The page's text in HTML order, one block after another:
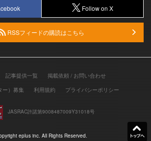
Follow on X
RSSフィードの購読はこちら
記事提供一覧
掲載依頼 / お問い合わせ
ー）募集
利用規約 プライバシーポリシー
JASRAC許諾第9008487009Y31018号
eplus inc. All Rights Reserved.